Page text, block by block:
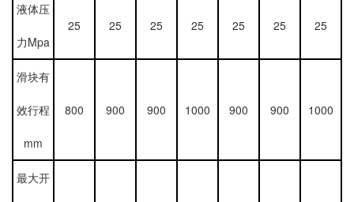
液体压
力Mpa
25 25 25 25 25 25 25
滑块有
效行程
mm
800 900 900 1000 900 900 1000
最大开